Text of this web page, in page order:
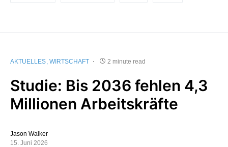
AKTUELLES WIRTSCHAFT 2 minute read
Studie: Bis 2036 fehlen 4,3
Millionen Arbeitskräfte
Jason Walker
15. Juni 2026